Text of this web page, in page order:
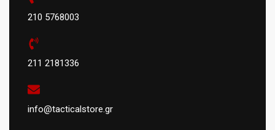
210 5768003
211 2181336
info@tacticalstore.gr